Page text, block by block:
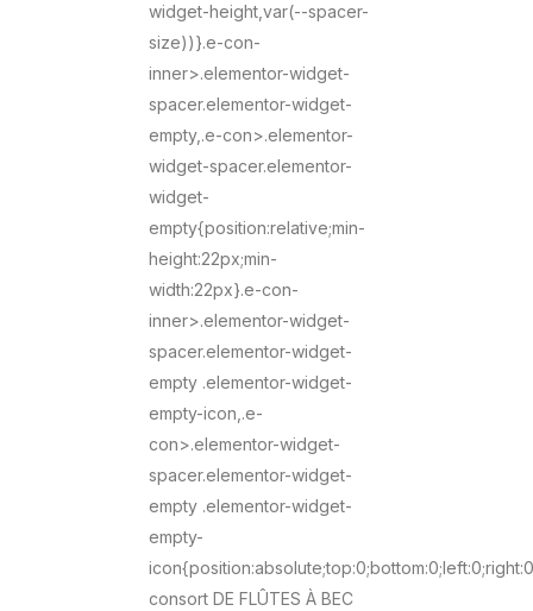
widget-height,var(--spacer-
size))}.e-con-
inner>.elementor-widget-
spacer.elementor-widget-
empty,.e-con>.elementor-
widget-spacer.elementor-
widget-
empty{position:relative;min-
height:22px;min-
width:22px}.e-con-
inner>.elementor-widget-
spacer.elementor-widget-
empty .elementor-widget-
empty-icon,.e-
con>.elementor-widget-
spacer.elementor-widget-
empty .elementor-widget-
empty-
consort DE FLÛTES À BEC